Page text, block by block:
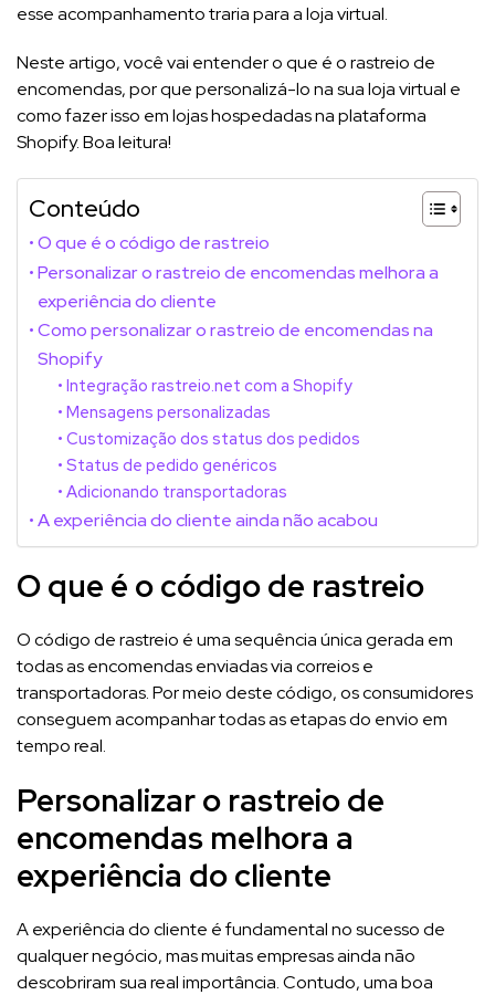
esse acompanhamento traria para a loja virtual.
Neste artigo, você vai entender o que é o rastreio de
encomendas, por que personalizá-lo na sua loja virtual e
como fazer isso em lojas hospedadas na plataforma
Shopify. Boa leitura!
Conteúdo
O que é o código de rastreio
Personalizar o rastreio de encomendas melhora a
experiência do cliente
Como personalizar o rastreio de encomendas na
Shopify
Integração rastreio.net com a Shopify
Mensagens personalizadas
Customização dos status dos pedidos
Status de pedido genéricos
Adicionando transportadoras
A experiência do cliente ainda não acabou
O que é o código de rastreio
O código de rastreio é uma sequência única gerada em
todas as encomendas enviadas via correios e
transportadoras. Por meio deste código, os consumidores
conseguem acompanhar todas as etapas do envio em
tempo real.
Personalizar o rastreio de
encomendas melhora a
experiência do cliente
A experiência do cliente é fundamental no sucesso de
qualquer negócio, mas muitas empresas ainda não
descobriram sua real importância. Contudo, uma boa